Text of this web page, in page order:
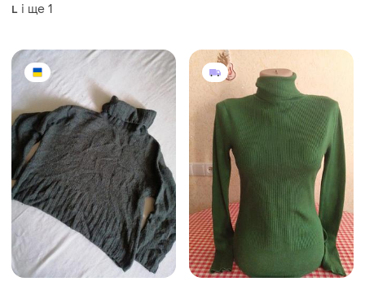
коміром вовна кашемір
woolovers кашемировый
горловиной кашемир
шерсть
L і ще 1